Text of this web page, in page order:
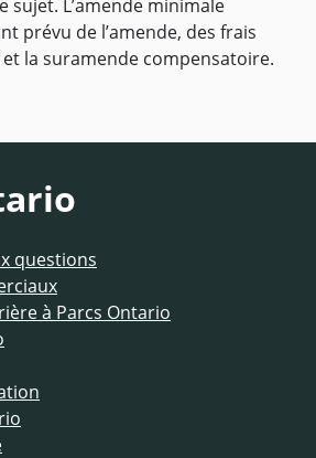
sujet. L’amende minimale
prévu de l’amende, des frais
la suramende compensatoire.
questions
à Parcs Ontario